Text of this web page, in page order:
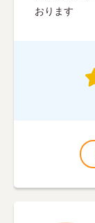
おります